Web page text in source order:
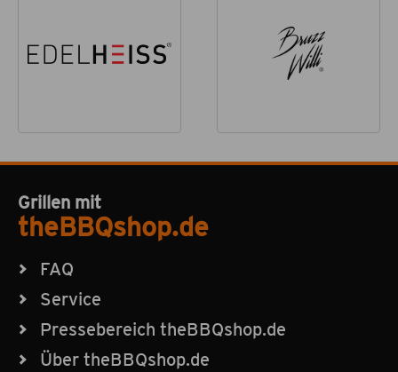
Grillen mit
theBBQshop.de
FAQ
Service
Pressebereich theBBQshop.de
Über theBBQshop.de